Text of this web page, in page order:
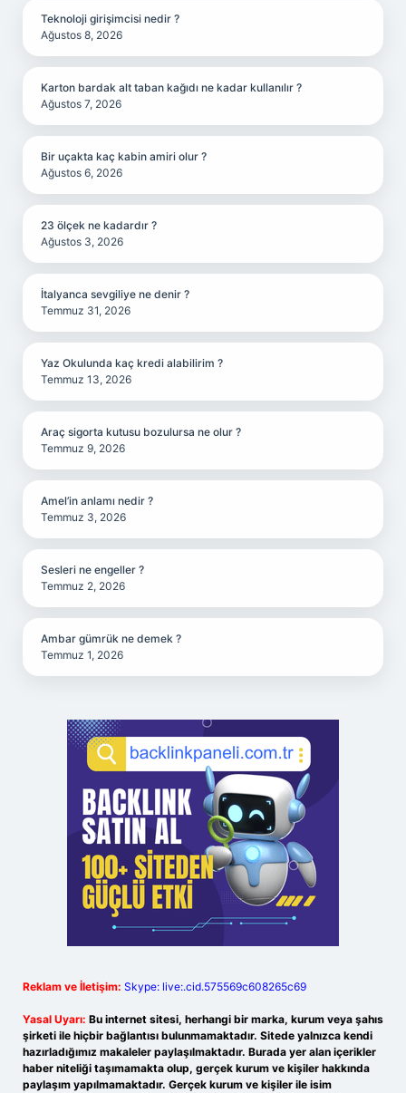
Teknoloji girişimcisi nedir ?
Ağustos 8, 2026
Karton bardak alt taban kağıdı ne kadar kullanılır ?
Ağustos 7, 2026
Bir uçakta kaç kabin amiri olur ?
Ağustos 6, 2026
23 ölçek ne kadardır ?
Ağustos 3, 2026
İtalyanca sevgiliye ne denir ?
Temmuz 31, 2026
Yaz Okulunda kaç kredi alabilirim ?
Temmuz 13, 2026
Araç sigorta kutusu bozulursa ne olur ?
Temmuz 9, 2026
Amel’in anlamı nedir ?
Temmuz 3, 2026
Sesleri ne engeller ?
Temmuz 2, 2026
Ambar gümrük ne demek ?
Temmuz 1, 2026
Reklam ve İletişim: Skype: live:.cid.575569c608265c69
Yasal Uyarı: Bu internet sitesi, herhangi bir marka, kurum veya şahıs
şirketi ile hiçbir bağlantısı bulunmamaktadır. Sitede yalnızca kendi
hazırladığımız makaleler paylaşılmaktadır. Burada yer alan içerikler
haber niteliği taşımamakta olup, gerçek kurum ve kişiler hakkında
paylaşım yapılmamaktadır. Gerçek kurum ve kişiler ile isim